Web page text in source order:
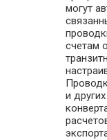
могут
счетам
и